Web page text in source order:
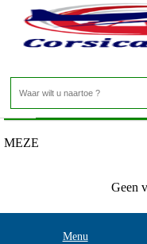
Frankrijk -
Home>
MEZE
Geen
Menu